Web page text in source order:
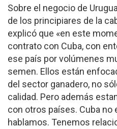
Sobre el negocio de
de los principiares de la
explicó que «en este
contrato con Cuba, con
ese país por volúmenes
semen. Ellos están
del sector ganadero, no
calidad. Pero además
con otros países. Cuba no
hablamos. Tenemos